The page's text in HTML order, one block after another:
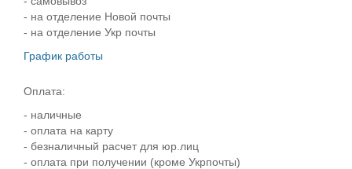
- на отделение Новой почты
- на отделение Укр почты
График работы
Оплата:
- наличные
- оплата на карту
- безналичный расчет для юр.лиц
- оплата при получении (кроме Укрпочты)